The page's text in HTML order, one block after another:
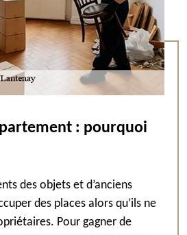
: pourquoi
des objets et d’anciens
des places alors qu’ils ne
Pour gagner de